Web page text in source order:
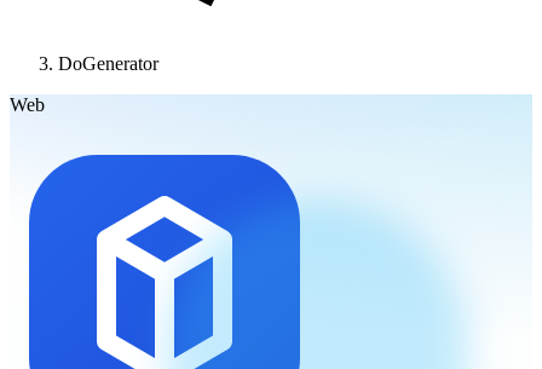
DoGenerator
Web